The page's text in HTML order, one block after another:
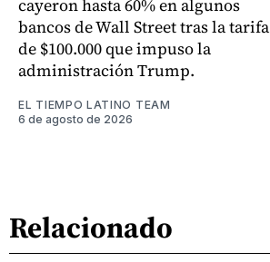
cayeron hasta 60% en algunos
bancos de Wall Street tras la tarifa
de $100.000 que impuso la
administración Trump.
EL TIEMPO LATINO TEAM
6 de agosto de 2026
Relacionado